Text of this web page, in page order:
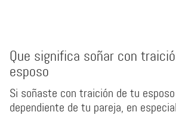
Que significa soñar con
esposo
Si soñaste con traición de tu
dependiente de tu pareja, en